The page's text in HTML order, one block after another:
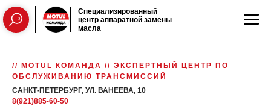
Специализированный
центр аппаратной замены
масла
// MOTUL КОМАНДА // ЭКСПЕРТНЫЙ ЦЕНТР ПО
ОБСЛУЖИВАНИЮ ТРАНСМИССИЙ
САНКТ-ПЕТЕРБУРГ, УЛ. ВАНЕЕВА, 10
8(921)885-60-50